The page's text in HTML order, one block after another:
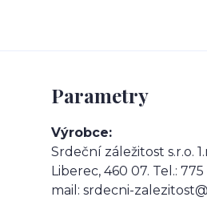
Parametry
Výrobce
Srdeční záležitost s.r.o.
Liberec, 460 07. Tel.:
mail: srdecni-